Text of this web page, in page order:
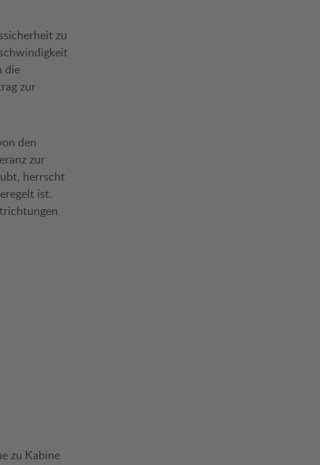
zu
die
zur
den
zur
herrscht
ist.
zu Kabine